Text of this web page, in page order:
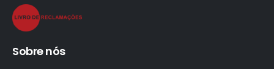
Sobre nós